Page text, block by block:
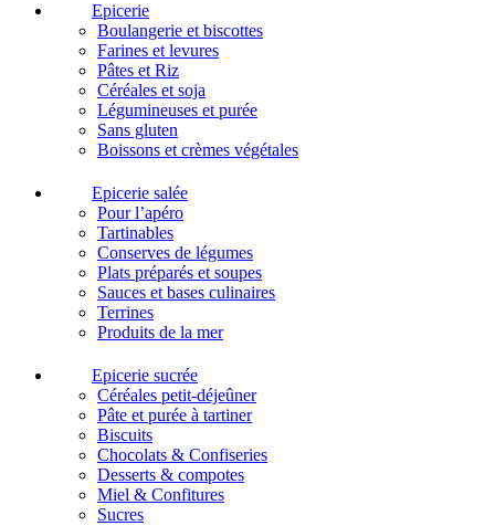
Epicerie
Boulangerie et biscottes
Farines et levures
Pâtes et Riz
Céréales et soja
Légumineuses et purée
Sans gluten
Boissons et crèmes végétales
Epicerie salée
Pour l’apéro
Tartinables
Conserves de légumes
Plats préparés et soupes
Sauces et bases culinaires
Terrines
Produits de la mer
Epicerie sucrée
Céréales petit-déjeûner
Pâte et purée à tartiner
Biscuits
Chocolats & Confiseries
Desserts & compotes
Miel & Confitures
Sucres